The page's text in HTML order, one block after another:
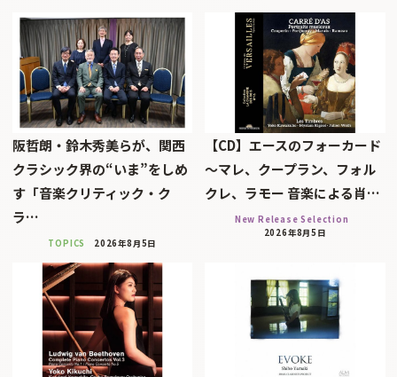
阪哲朗・鈴木秀美らが、関西
クラシック界の“いま”をしめ
す「音楽クリティック・ク
ラ…
TOPICS 2026年8月5日
【CD】エースのフォーカード
～マレ、クープラン、フォル
クレ、ラモー 音楽による肖…
New Release Selection
2026年8月5日